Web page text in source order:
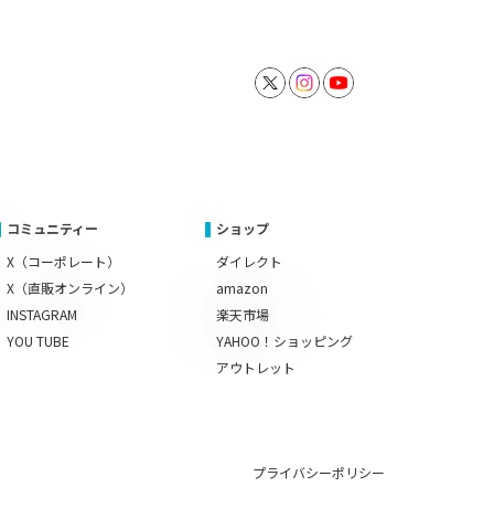
コミュニティー
X（コーポレート）
X（直販オンライン）
INSTAGRAM
YOU TUBE
ショップ
ダイレクト
amazon
楽天市場
YAHOO！ショッピング
アウトレット
プライバシーポリシー